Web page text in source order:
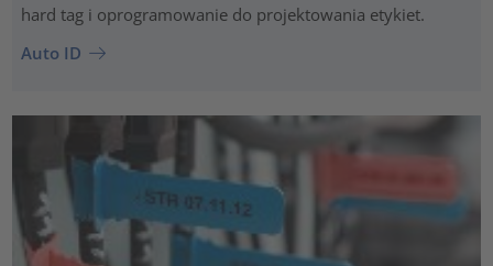
hard tag i oprogramowanie do projektowania etykiet.
Auto ID